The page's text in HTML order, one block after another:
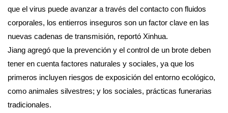
que el virus puede avanzar a través del contacto con fluidos
corporales, los entierros inseguros son un factor clave en las
nuevas cadenas de transmisión, reportó Xinhua.
Jiang agregó que la prevención y el control de un brote deben
tener en cuenta factores naturales y sociales, ya que los
primeros incluyen riesgos de exposición del entorno ecológico,
como animales silvestres; y los sociales, prácticas funerarias
tradicionales.